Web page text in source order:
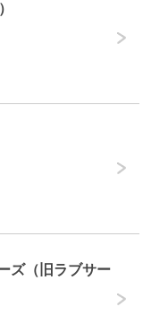
ズ（旧ラブサー